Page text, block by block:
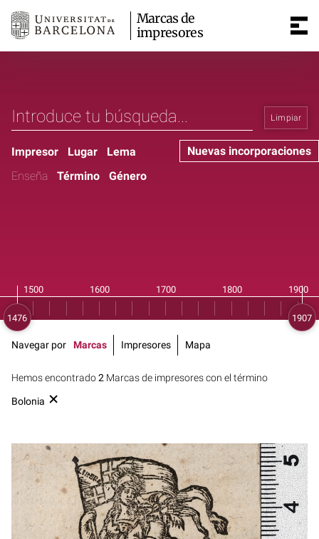
Marcas de
impresores
Limpiar
Nuevas incorporaciones
Impresor Lugar
Lema
Enseña
Término Género
Hemos encontrado2 Marcas de impresores con el término
Bolonia
Navegar por Marcas Impresores Mapa